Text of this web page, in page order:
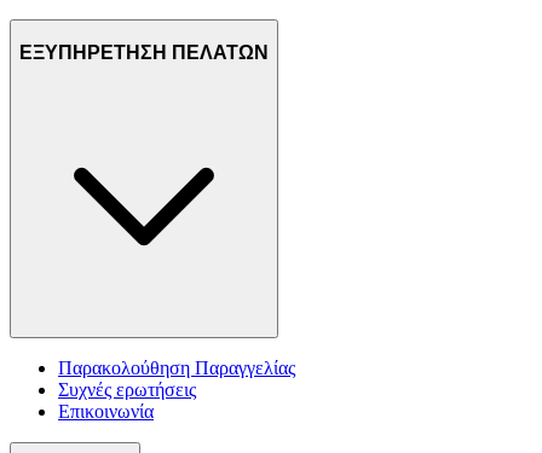
ΕΞΥΠΗΡΕΤΗΣΗ ΠΕΛΑΤΩΝ
Παρακολούθηση Παραγγελίας
Συχνές ερωτήσεις
Επικοινωνία